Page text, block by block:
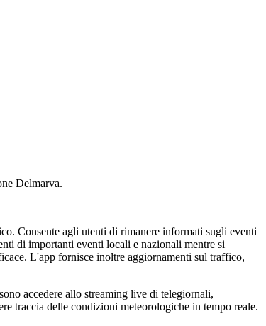
Delmarva.
Consente agli utenti di rimanere informati sugli eventi
di importanti eventi locali e nazionali mentre si
L'app fornisce inoltre aggiornamenti sul traffico,
accedere allo streaming live di telegiornali,
traccia delle condizioni meteorologiche in tempo reale.